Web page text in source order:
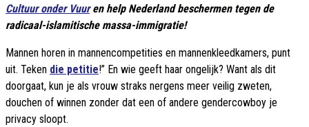
Cultuur onder Vuuren help Nederland beschermen tegen de
radicaal-islamitische massa-immigratie!
Mannen horen in mannencompetities en mannenkleedkamers, punt
uit. Teken die petitie!” En wie geeft haar ongelijk? Want als dit
doorgaat, kun je als vrouw straks nergens meer veilig zweten,
douchen of winnen zonder dat een of andere gendercowboy je
privacy sloopt.